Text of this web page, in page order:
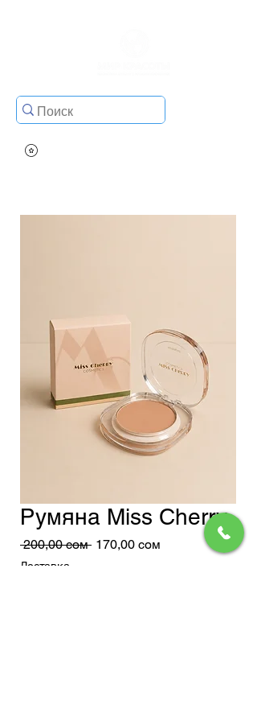
Румяна Miss Cherry
200,00 сом Обычная
170,00 сом Спеццена
Доставка